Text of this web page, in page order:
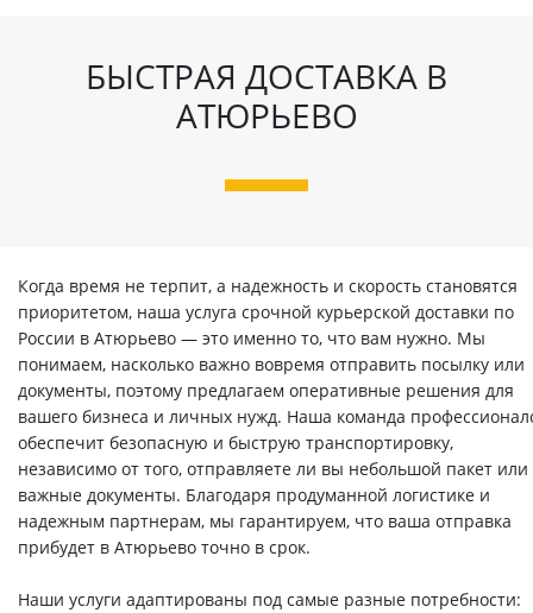
БЫСТРАЯ ДОСТАВКА В
АТЮРЬЕВО
Когда время не терпит, а надежность и скорость становятся
приоритетом, наша услуга срочной курьерской доставки по
России в Атюрьево — это именно то, что вам нужно. Мы
понимаем, насколько важно вовремя отправить посылку или
документы, поэтому предлагаем оперативные решения для
вашего бизнеса и личных нужд. Наша команда
обеспечит безопасную и быструю транспортировку,
независимо от того, отправляете ли вы небольшой пакет или
важные документы. Благодаря продуманной логистике и
надежным партнерам, мы гарантируем, что ваша отправка
прибудет в Атюрьево точно в срок.
Наши услуги адаптированы под самые разные потребности: